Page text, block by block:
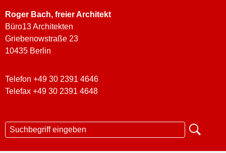
Roger Bach, freier Architekt
Büro13 Architekten
Griebenowstraße 23
10435 Berlin
Telefon +49 30 2391 4646
Telefax +49 30 2391 4648